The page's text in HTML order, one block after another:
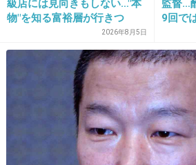
まさか日本で活動することに
日本、嫌いなんでしょ？
+2012
級店には見向きもしない…"本
物"を知る富裕層が行きつ
く"究極のスシ"の正体2026年8月5日
監督…
9回で
か や
るので